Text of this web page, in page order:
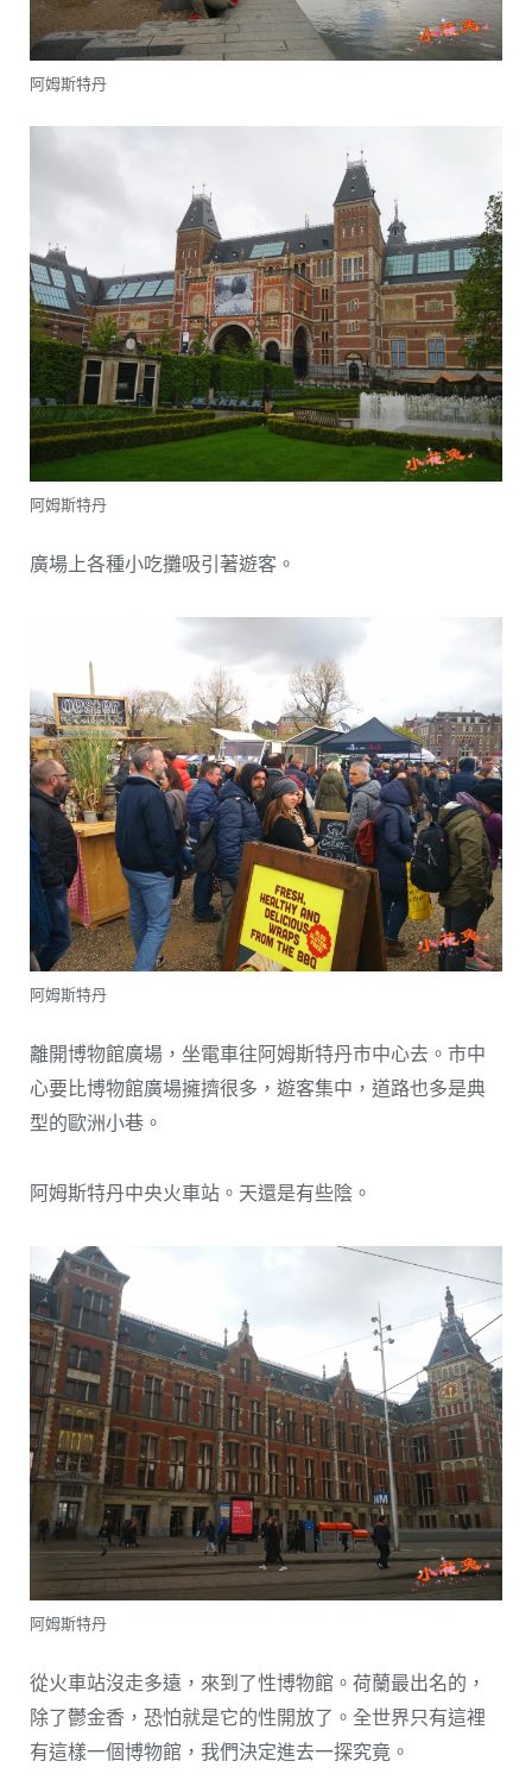
阿姆斯特丹
阿姆斯特丹
廣場上各種小吃攤吸引著遊客。
阿姆斯特丹
離開博物館廣場，坐電車往阿姆斯特丹市中心去。市中
心要比博物館廣場擁擠很多，遊客集中，道路也多是典
型的歐洲小巷。
阿姆斯特丹中央火車站。天還是有些陰。
阿姆斯特丹
從火車站沒走多遠，來到了性博物館。荷蘭最出名的，
除了鬱金香，恐怕就是它的性開放了。全世界只有這裡
有這樣一個博物館，我們決定進去一探究竟。